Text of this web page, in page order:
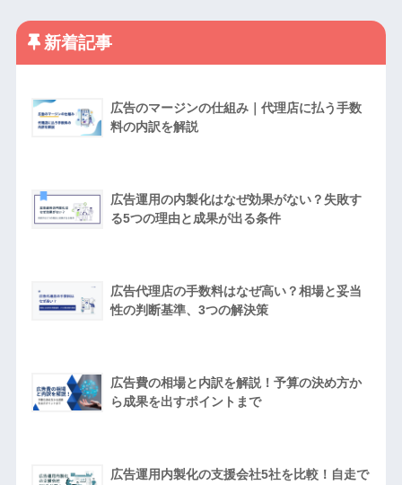
新着記事
広告のマージンの仕組み｜代理店に払う手数
料の内訳を解説
広告運用の内製化はなぜ効果がない？失敗す
る5つの理由と成果が出る条件
広告代理店の手数料はなぜ高い？相場と妥当
性の判断基準、3つの解決策
広告費の相場と内訳を解説！予算の決め方か
ら成果を出すポイントまで
広告運用内製化の支援会社5社を比較！自走で